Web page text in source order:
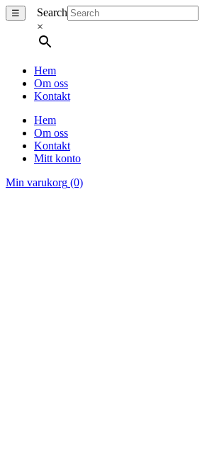
☰
Search
×
Hem
Om oss
Kontakt
Hem
Om oss
Kontakt
Mitt konto
Min varukorg (0)